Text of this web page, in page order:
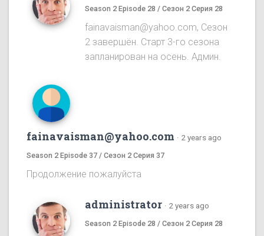
Season 2 Episode 28 / Сезон 2 Серия 28
fainavaisman@yahoo.com, Сезон
2 завершён. Старт 3-го сезона
запланирован на осень. Админ.
fainavaisman@yahoo.com · 2 years ago
Season 2 Episode 37 / Сезон 2 Серия 37
Продолжение пожалуйста
administrator · 2 years ago
Season 2 Episode 28 / Сезон 2 Серия 28